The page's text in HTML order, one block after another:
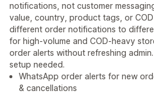
notifications, not customer
value, country, product tags, or
different order notifications to
for high-volume and COD-heavy
order alerts without refreshing
setup needed.
WhatsApp order alerts for new
& cancellations